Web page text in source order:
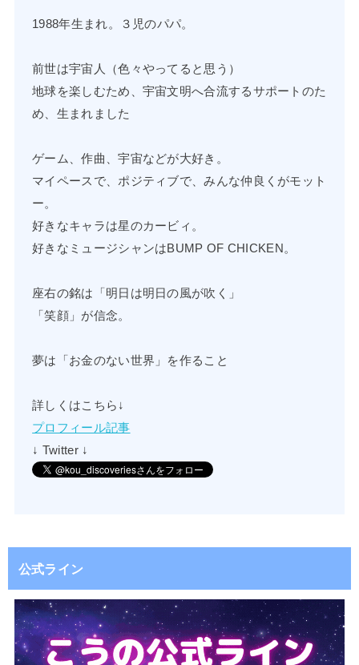
1988年生まれ。３児のパパ。
前世は宇宙人（色々やってると思う）
地球を楽しむため、宇宙文明へ合流するサポートのた
め、生まれました
ゲーム、作曲、宇宙などが大好き。
マイペースで、ポジティブで、みんな仲良くがモット
ー。
好きなキャラは星のカービィ。
好きなミュージシャンはBUMP OF CHICKEN。
座右の銘は「明日は明日の風が吹く」
「笑顔」が信念。
夢は「お金のない世界」を作ること
詳しくはこちら↓
プロフィール記事
↓ Twitter ↓
公式ライン